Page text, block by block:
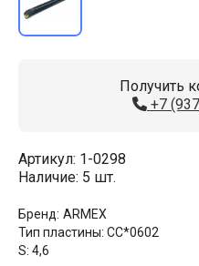
Получить
+7
Артикул: 1-0298
Наличие: 5 шт.
Бренд: ARMEX
Тип пластины: CC*0602
S: 4,6